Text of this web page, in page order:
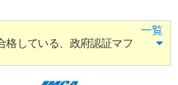
格している、政府認証マフ
一覧